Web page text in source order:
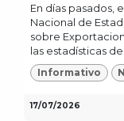
En días pasados,
Nacional de
sobre
las estadísticas
Informativo
17/07/2026